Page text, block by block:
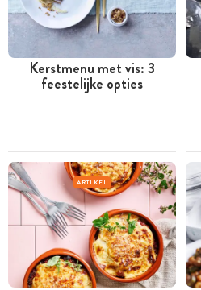
Kerstmenu met vis: 3
feestelijke opties
ARTIKEL